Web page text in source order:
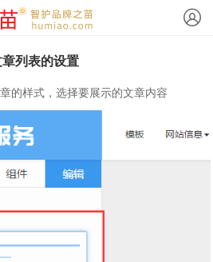
列表的设置
的样式，选择要展示的文章内容